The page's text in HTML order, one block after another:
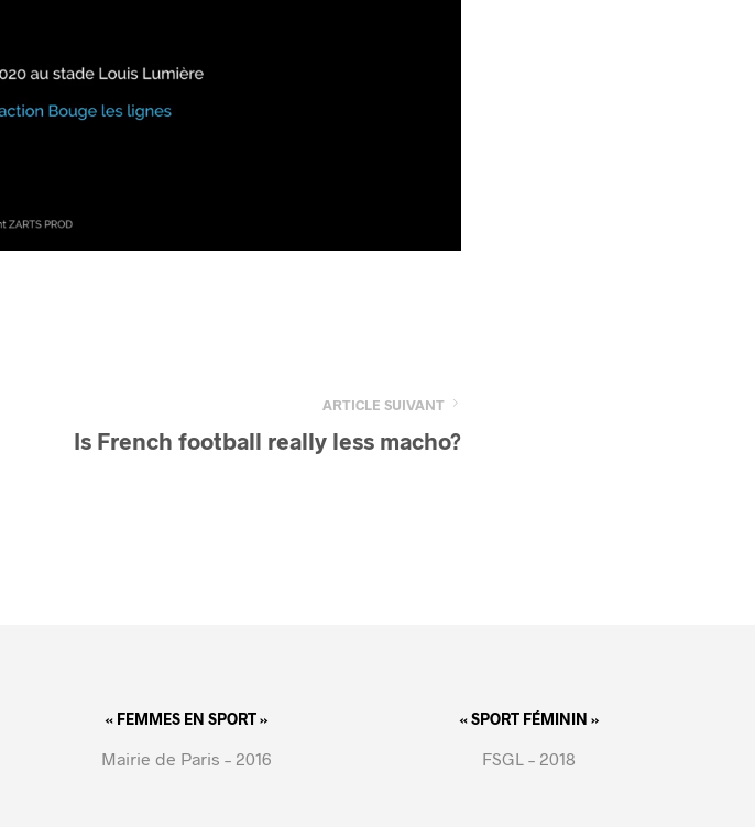
ARTICLE SUIVANT
Is French football really less macho?
« FEMMES EN SPORT »
Mairie de Paris – 2016
« SPORT FÉMININ »
FSGL – 2018